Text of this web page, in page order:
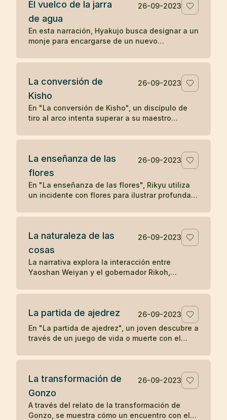
deseo. Solo cuando el leñador olvida su deseo
y se concentra en su tarea presente, el satori
reaparece, subrayando la idea zen de liberarse
de los deseos y vivir en el momento presente
para alcanzar la iluminación.
El vuelco de la jarra
de agua
26-09-2023
En esta narración, Hyakujo busca designar a un
monje para encargarse de un nuevo
una jarra de agua. Mientras los otros monjes
cocinero, actúa volcando la jarra, demostrando
una comprensión no verbal y directa de la
naturaleza de la realidad, lo que le gana la
designación como maestro del nuevo
monasterio. La historia ilustra cómo la acción
valoradas en la tradición zen.
La conversión de
Kisho
26-09-2023
En "La conversión de Kisho", un discípulo de
tiro al arco intenta superar a su maestro
maestro demuestra su habilidad superior
del maestro lleva a una humilde aceptación por
parte del discípulo, solidificando su relación
maestro-discípulo en un vínculo eterno de
respeto y aprendizaje.
La enseñanza de las
flores
26-09-2023
En "La enseñanza de las flores", Rikyu utiliza
un incidente con flores para ilustrar profundas
transitoria de los fenómenos y la interconexión
la transformación y la percepción influyen en
La naturaleza de las
cosas
26-09-2023
La narrativa explora la interacción entre
Yaoshan Weiyan y el gobernador Rikoh,
un poema, la comprensión súbita de Rikoh
sabiduría simple pero profunda del Tao.
La partida de ajedrez
26-09-2023
En "La partida de ajedrez", un joven descubre a
través de un juego de vida o muerte con el
concentración y la compasión son las claves
La transformación de
Gonzo
26-09-2023
A través del relato de la transformación de
Gonzo, se muestra cómo un encuentro con el